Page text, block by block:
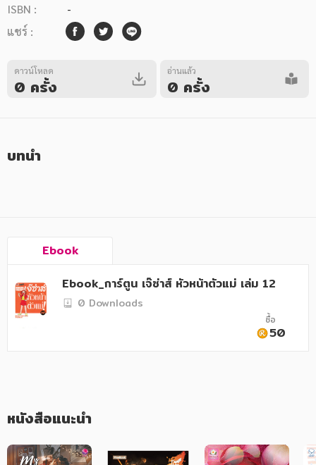
หมวดหมู่ยอดนิยม
หนังสือออกใหม่ หนังสือยอดนิยม หนังสือเช่า
สังคม วัฒนธรรม การปกครอง ศาสนาและปรัชญา
ศาสนา และปรัชญา
กฎหมาย สัญญา ภาษี
วรรณกรรม
การเกษตร ชีววิทยา
ISBN :
-
แชร์ :
ดาวน์โหลด
0 ครั้ง
อ่านแล้ว
0 ครั้ง
บทนำ
Ebook
Ebook_การ์ตูน เจ๊ซ่าส์ หัวหน้าตัวแม่ เล่ม 12
0 Downloads
ซื้อ
50
หนังสือแนะนำ